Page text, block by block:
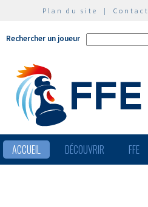
Plan du site | Contact
Rechercher un joueur
ACCUEIL DÉCOUVRIR FFE